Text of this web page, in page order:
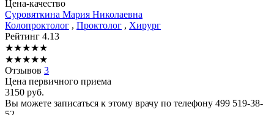
Цена-качество
Суровяткина Мария Николаевна
Колопроктолог , Проктолог , Хирург
Рейтинг 4.13
★★★★★
★★★★★
Отзывов 3
Цена первичного приема
3150 руб.
Вы можете записаться к этому врачу по телефону 499 519-38-